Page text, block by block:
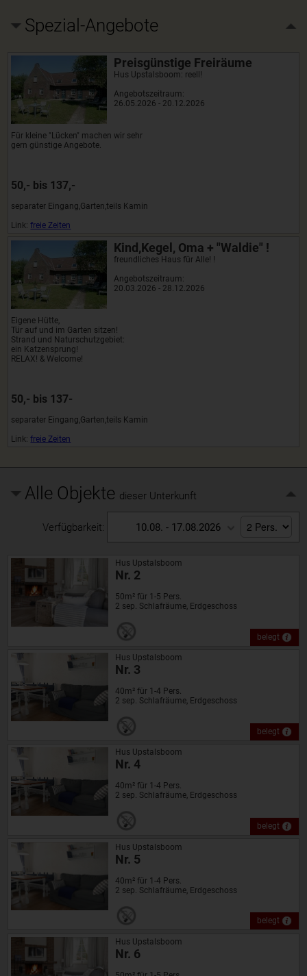
Spezial-Angebote
Preisgünstige Freiräume
Hus Upstalsboom: reell!
Angebotszeitraum:
26.05.2026 - 20.12.2026
Für kleine "Lücken" machen wir sehr
gern günstige Angebote.
50,- bis 137,-
separater Eingang,Garten,teils Kamin
Link:freie Zeiten
Kind,Kegel, Oma + "Waldie" !
freundliches Haus für Alle! !
Angebotszeitraum:
20.03.2026 - 28.12.2026
Eigene Hütte,
Tür auf und im Garten sitzen!
Strand und Naturschutzgebiet:
ein Katzensprung!
RELAX! & Welcome!
50,- bis 137-
separater Eingang,Garten,teils Kamin
Link:freie Zeiten
Alle Objekte dieser Unterkunft
Verfügbarkeit: 10.08. - 17.08.2026
belegt
Hus Upstalsboom
Nr. 2
50m² für 1-5 Pers.
2 sep. Schlafräume, Erdgeschoss
belegt
Hus Upstalsboom
Nr. 3
40m² für 1-4 Pers.
2 sep. Schlafräume, Erdgeschoss
belegt
Hus Upstalsboom
Nr. 4
40m² für 1-4 Pers.
2 sep. Schlafräume, Erdgeschoss
belegt
Hus Upstalsboom
Nr. 5
40m² für 1-4 Pers.
2 sep. Schlafräume, Erdgeschoss
Hus Upstalsboom
Nr. 6